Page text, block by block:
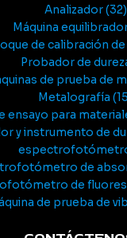
Analizador 32
Máquina
de calibración de
Probador de
de prueba de
Metalografía 15
ensayo para
y instrumento de
de
de
de prueba de